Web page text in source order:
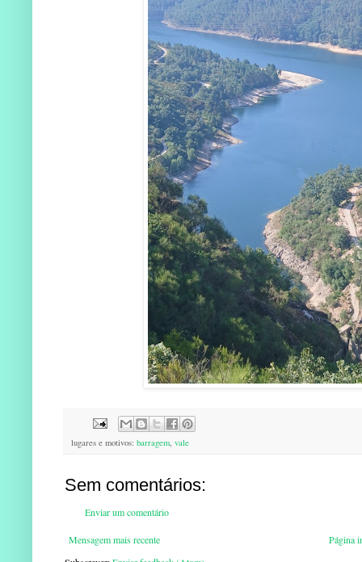
lugares e motivos: barragem, vale
Sem comentários:
Enviar um comentário
Mensagem mais recente
Página